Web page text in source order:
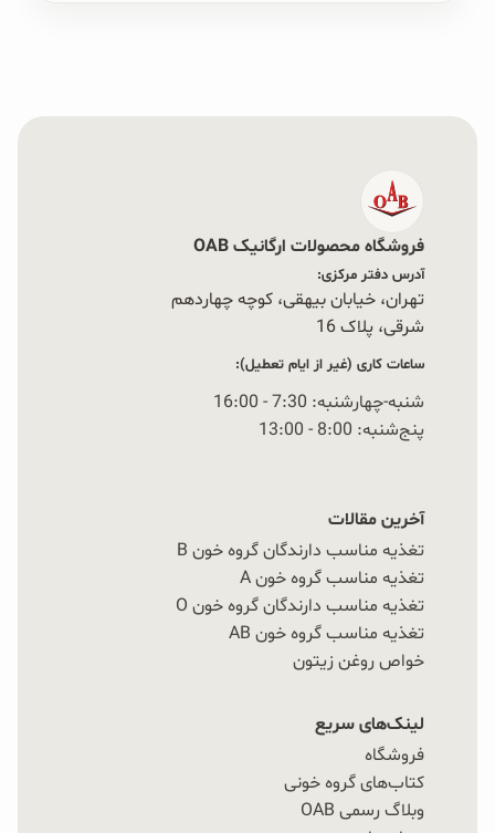
فروشگاه محصولات ارگانیک OAB
آدرس دفتر مرکزی:
تهران، خیابان بیهقی، کوچه چهاردهم
شرقی، پلاک 16‭
ساعات کاری (غیر از ایام تعطیل):
شنبه-چهارشنبه: 7:30 - 16:00
پنج‌شنبه: 8:00 - 13:00
آخرین مقالات
تغذیه مناسب دارندگان گروه خون B
تغذیه مناسب گروه خون A
تغذیه مناسب دارندگان گروه خون O
تغذیه مناسب گروه خون AB
خواص روغن زیتون
لینک‌های سریع
فروشگاه
کتاب‌های گروه خونی
وبلاگ رسمی OAB